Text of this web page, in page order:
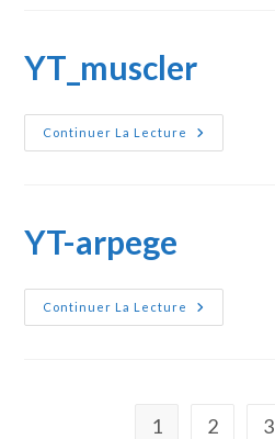
YT_muscler
Continuer La Lecture YT_muscler
YT-arpege
Continuer La Lecture
YT-
Arpege
1 2 3